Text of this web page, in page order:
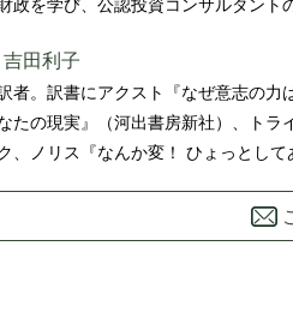
政を学び、公認投資コンサルタント
吉田利子
者。訳書にアクスト『なぜ意志の力
たの現実』（河出書房新社）、ト
、ノリス『なんか変！ ひょっとして